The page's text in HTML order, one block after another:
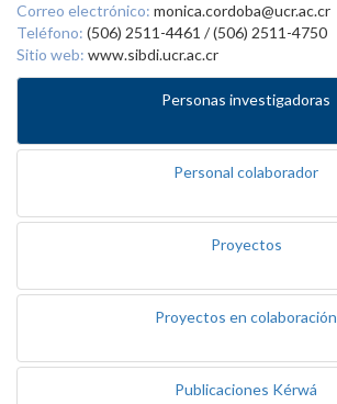
Correo electrónico: monica.cordoba@ucr.ac.cr
Teléfono: (506) 2511-4461 / (506) 2511-4750
Sitio web: www.sibdi.ucr.ac.cr
Personas investigadoras
Personal colaborador
Proyectos
Proyectos en colaboración
Publicaciones Kérwá